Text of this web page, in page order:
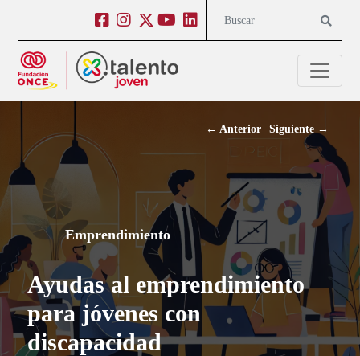
FacebookInstagram
TwitterYoutube
Buscar
← Anterior Siguiente →
Ayudas al emprendimiento
para jóvenes con
discapacidad
Emprendimiento